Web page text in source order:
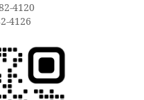
4120
4126